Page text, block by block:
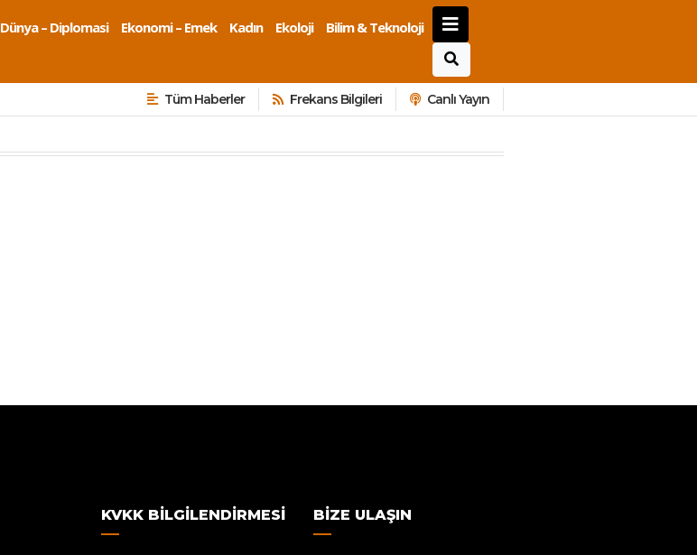
Dünya – Diplomasi Ekonomi – Emek Kadın Ekoloji
Bilim & Teknoloji
Tüm Haberler Frekans Bilgileri Canlı Yayın
KVKK BILGILENDIRMESI BIZE ULAŞIN